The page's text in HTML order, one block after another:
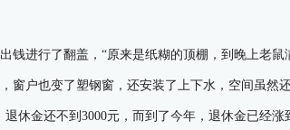
进行了翻盖，“原来是纸糊的顶棚，到晚上老鼠
窗户也变了塑钢窗，还安装了上下水，空间虽然
休金还不到3000元，而到了今年，退休金已经涨